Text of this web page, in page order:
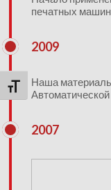
Переключить на
печатных
2009
Наша
2007